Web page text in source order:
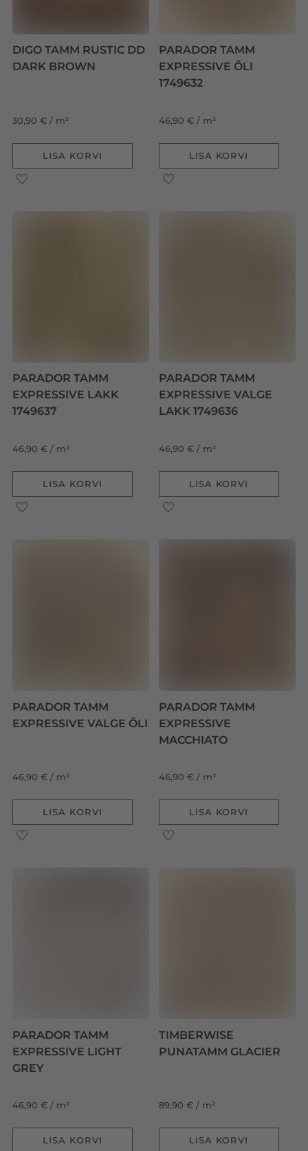
DIGO TAMM RUSTIC DD
DARK BROWN
30,90 € / m²
LISA KORVI
PARADOR TAMM
EXPRESSIVE ÕLI
1749632
46,90 € / m²
LISA KORVI
PARADOR TAMM
EXPRESSIVE LAKK
1749637
46,90 € / m²
LISA KORVI
PARADOR TAMM
EXPRESSIVE VALGE
LAKK 1749636
46,90 € / m²
LISA KORVI
PARADOR TAMM
EXPRESSIVE VALGE ÕLI
46,90 € / m²
LISA KORVI
PARADOR TAMM
EXPRESSIVE
MACCHIATO
46,90 € / m²
LISA KORVI
PARADOR TAMM
EXPRESSIVE LIGHT
GREY
46,90 € / m²
LISA KORVI
TIMBERWISE
PUNATAMM GLACIER
89,90 € / m²
LISA KORVI